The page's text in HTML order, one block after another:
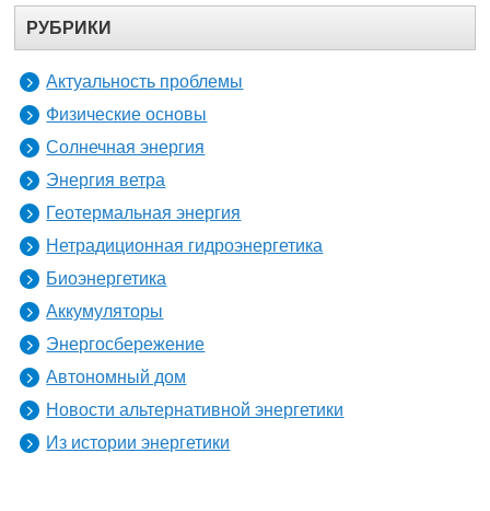
РУБРИКИ
Актуальность проблемы
Физические основы
Солнечная энергия
Энергия ветра
Геотермальная энергия
Нетрадиционная гидроэнергетика
Биоэнергетика
Аккумуляторы
Энергосбережение
Автономный дом
Новости альтернативной энергетики
Из истории энергетики